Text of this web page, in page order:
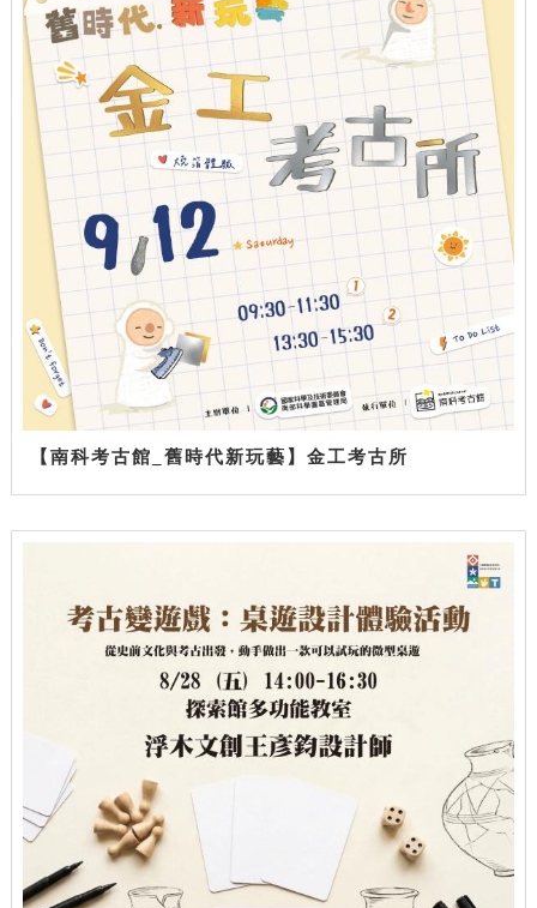
【南科考古館_舊時代新玩藝】金工考古所